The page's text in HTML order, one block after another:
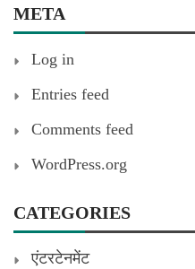
META
Log in
Entries feed
Comments feed
WordPress.org
CATEGORIES
एंटरटेनमेंट